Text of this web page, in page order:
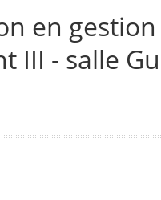
en
III - salle